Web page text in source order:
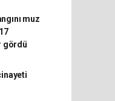
muz
gördü